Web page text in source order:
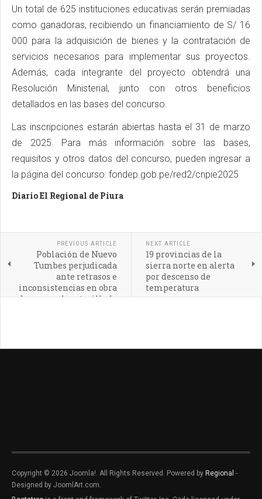
Un total de 625 instituciones educativas serán premiadas
como ganadoras, recibiendo un financiamiento de S/ 16
000 para la adquisición de bienes y la contratación de
servicios necesarios para implementar sus proyectos.
Además, cada integrante del proyecto obtendrá una
Resolución Ministerial, junto con otros beneficios
detallados en las bases del concurso.
Las inscripciones estarán abiertas hasta el 31 de marzo
de 2025. Para más información sobre las bases,
requisitos y otros datos del concurso, pueden ingresar a
la página del concurso: fondep.gob.pe/red2/cnpie2025
Diario El Regional de Piura
PREVIOUS ARTICLE
Población de Nuevo
Tumbes perjudicada
ante retrasos e
inconsistencias en obra
de agua y alcantarillado
NEXT ARTICLE
19 provincias de la
sierra norte en alerta
por descenso de
temperatura
Copyright © 2026 Joomla!. All Rights Reserved. Powered by Regional -
Designed by JoomlArt.com.